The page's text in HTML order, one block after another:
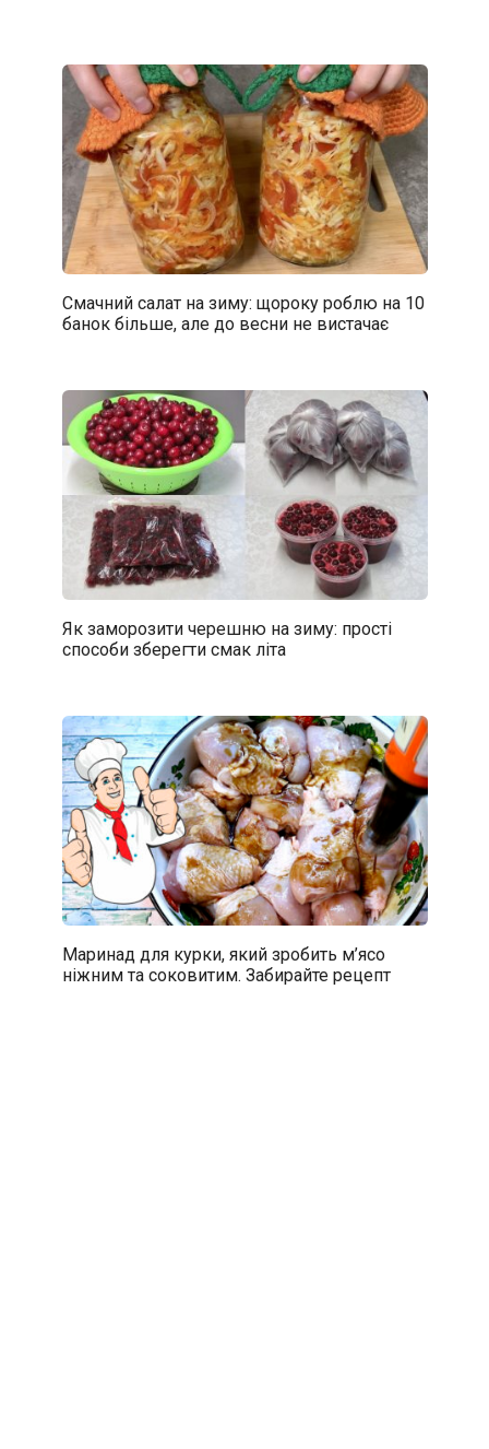
Смачний салат на зиму: щороку роблю на 10
банок більше, але до весни не вистачає
Як заморозити черешню на зиму: прості
способи зберегти смак літа
Маринад для курки, який зробить м’ясо
ніжним та соковитим. Забирайте рецепт